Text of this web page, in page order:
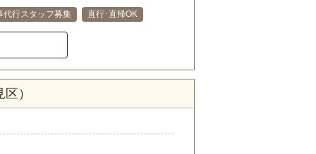
代行スタッフ募集 直行･直帰OK
）